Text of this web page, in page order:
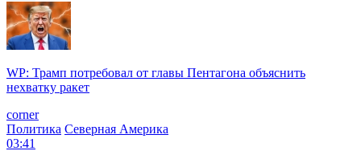
WP: Трамп потребовал от главы Пентагона объяснить
нехватку ракет
corner
Политика Северная Америка
03:41